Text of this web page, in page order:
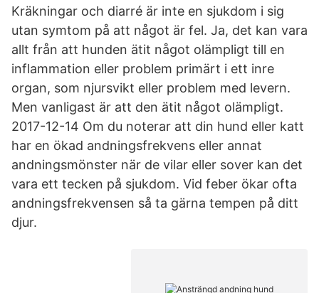
Kräkningar och diarré är inte en sjukdom i sig
utan symtom på att något är fel. Ja, det kan vara
allt från att hunden ätit något olämpligt till en
inflammation eller problem primärt i ett inre
organ, som njursvikt eller problem med levern.
Men vanligast är att den ätit något olämpligt.
2017-12-14 Om du noterar att din hund eller katt
har en ökad andningsfrekvens eller annat
andningsmönster när de vilar eller sover kan det
vara ett tecken på sjukdom. Vid feber ökar ofta
andningsfrekvensen så ta gärna tempen på ditt
djur.